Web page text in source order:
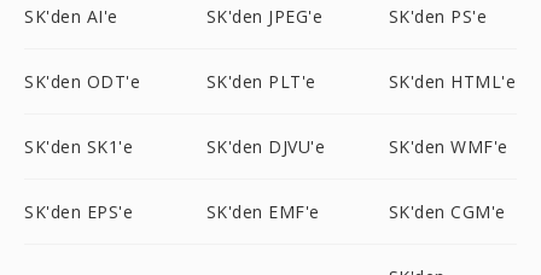
SK'den AI'e SK'den JPEG'e SK'den PS'e
SK'den ODT'e SK'den PLT'e SK'den HTML'e
SK'den SK1'e SK'den DJVU'e SK'den WMF'e
SK'den EPS'e SK'den EMF'e SK'den CGM'e